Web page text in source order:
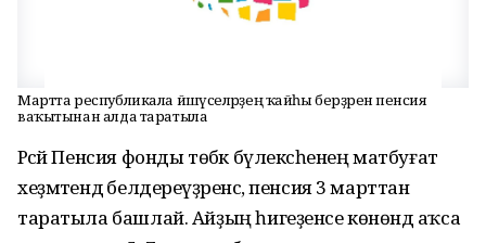
Мартта республикала йәшәүселәрҙең ҡайһы берҙәренә пенсия
ваҡытынан алда таратыла
Рәсәй Пенсия фонды төбәк бүлексәһенең матбуғат
хеҙмәтендә белдереүҙәренсә, пенсия 3 марттан
таратыла башлай. Айҙың һигеҙенсе көнөндә аҡса